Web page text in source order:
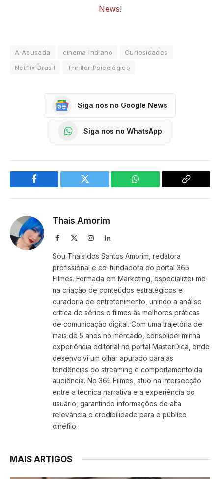
News!
A Acusada cinema indiano
Curiosidades
Netflix Brasil
Thriller Psicológico
Siga nos no Google News
Siga nos no WhatsApp
Facebook Twitter WhatsApp
Copy
Thaís Amorim
Facebook InstagramLinkedIn
Sou Thais dos Santos Amorim, redatora
profissional e co-fundadora do portal 365
Filmes. Formada em Marketing, especializei-me
na criação de conteúdos estratégicos e
curadoria de entretenimento, unindo a análise
crítica de séries e filmes às melhores práticas
de comunicação digital. Com uma trajetória de
mais de 5 anos no mercado, consolidei minha
experiência editorial no portal MasterDica, onde
desenvolvi um olhar apurado para as
tendências do streaming e comportamento da
audiência. No 365 Filmes, atuo na intersecção
entre a técnica narrativa e a experiência do
usuário, garantindo informações de alta
relevância e credibilidade para o público
cinéfilo.
MAIS ARTIGOS